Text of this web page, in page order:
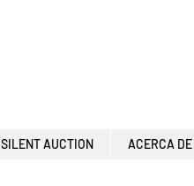
SILENT AUCTION ACERCA DE